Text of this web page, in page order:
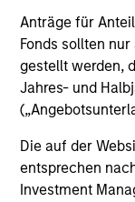
Anträge für
Fonds sollten
gestellt werden,
Jahres- und
Die auf der
entsprechen
Investment
Strategies
cash-
customized